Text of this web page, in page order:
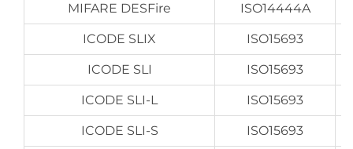
MIFARE DESFire ISO14444A
ICODE SLIX ISO15693
ICODE SLI ISO15693
ICODE SLI-L ISO15693
ICODE SLI-S ISO15693